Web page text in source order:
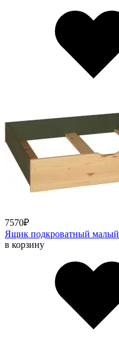
7570₽
Ящик подкроватный малый
в корзину